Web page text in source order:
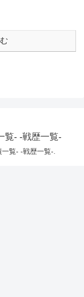
覧- -戦歴一覧-
覧- -戦歴一覧-.